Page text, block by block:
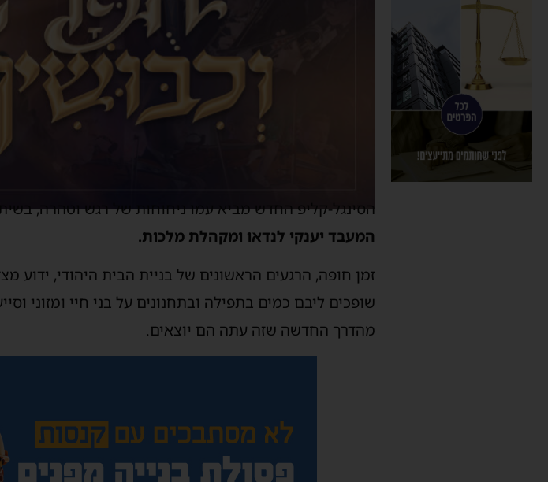
הסינגל-קליפ החדש מביא עמו ניחוחות של רגש וטהרה,
המעבד יענקי לנדאו ומקהלת מלכות.
זמן חופה, הרגעים הראשונים של בניית הבית היהודי,
שופכים ליבם כמים בתפילה ובתחנונים על בני חיי
מהדרך החדשה שזה עתה הם יוצאים.